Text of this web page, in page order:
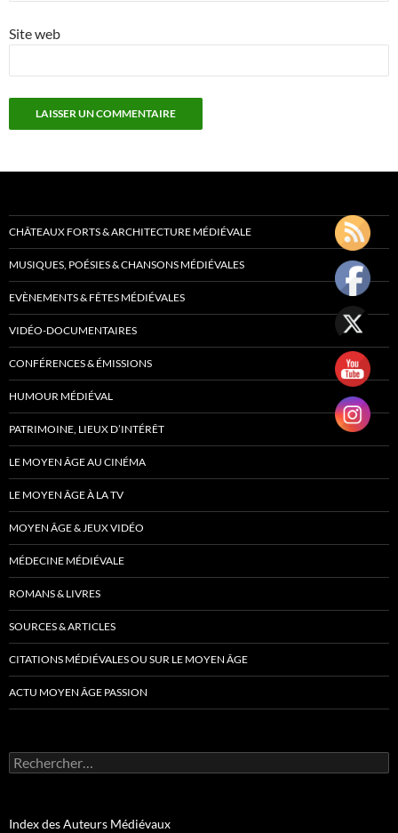
Site web
CHÂTEAUX FORTS & ARCHITECTURE MÉDIÉVALE
MUSIQUES, POÉSIES & CHANSONS MÉDIÉVALES
EVÈNEMENTS & FÊTES MÉDIÉVALES
VIDÉO-DOCUMENTAIRES
CONFÉRENCES & ÉMISSIONS
HUMOUR MÉDIÉVAL
PATRIMOINE, LIEUX D’INTÉRÊT
LE MOYEN ÂGE AU CINÉMA
LE MOYEN ÂGE À LA TV
MOYEN ÂGE & JEUX VIDÉO
MÉDECINE MÉDIÉVALE
ROMANS & LIVRES
SOURCES & ARTICLES
CITATIONS MÉDIÉVALES OU SUR LE MOYEN ÂGE
ACTU MOYEN ÂGE PASSION
Rechercher :
Index des Auteurs Médiévaux